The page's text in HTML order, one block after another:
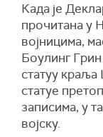
Када је
прочитана у
војницима,
Боулинг
статуу
статуе
записима, у
војску.